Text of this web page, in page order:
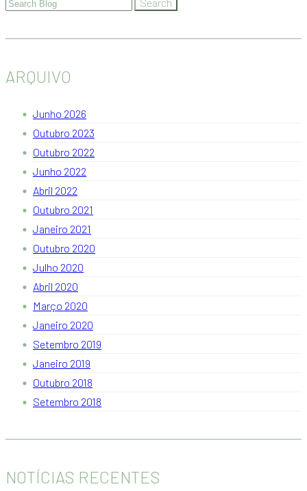
ARQUIVO
Junho 2026
Outubro 2023
Outubro 2022
Junho 2022
Abril 2022
Outubro 2021
Janeiro 2021
Outubro 2020
Julho 2020
Abril 2020
Março 2020
Janeiro 2020
Setembro 2019
Janeiro 2019
Outubro 2018
Setembro 2018
NOTÍCIAS RECENTES